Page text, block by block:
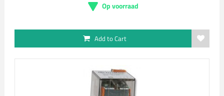
Op voorraad
Add to Cart